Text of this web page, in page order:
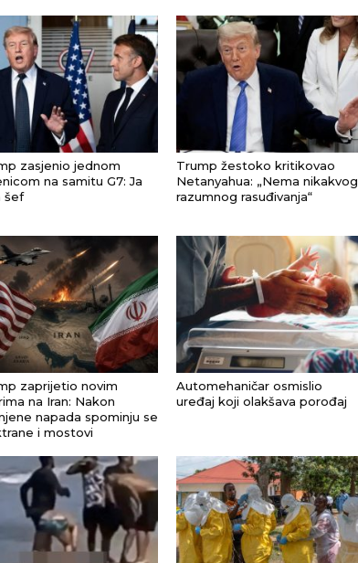
zasjenio jednom
na samitu G7: Ja
šef
Trump žestoko kritikovao
Netanyahua: „Nema nikakvog
razumnog rasuđivanja“
zaprijetio novim
na Iran: Nakon
napada spominju se
i mostovi
Automehaničar osmislio
uređaj koji olakšava porođaj